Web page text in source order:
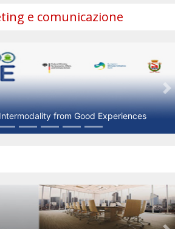
e comunicazione
from Good Experiences